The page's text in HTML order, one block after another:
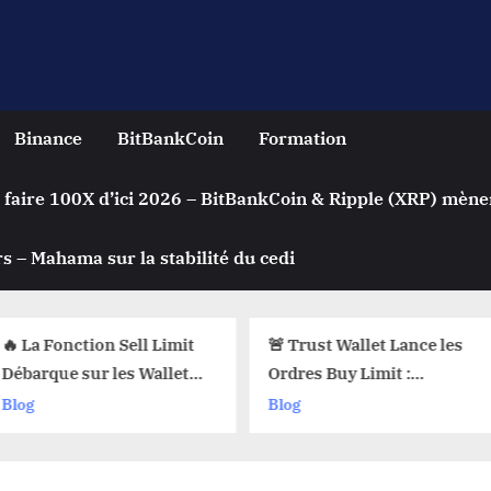
Binance BitBankCoin Formation
100X d’ici 2026 – BitBankCoin & Ripple (XRP)
– Mahama sur la stabilité du cedi
Sell Limit
les Wallets
Ça
🚨 Trust Wallet Lance les
Ordres Buy Limit :
Comment Acheter vos
Acheter